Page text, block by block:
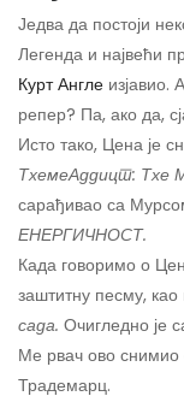
Једва да постоји
Легенда и највећи
Курт Англе изјавио.
репер? Па, ако да,
Исто тако, Цена је
ТхемеАддицт: Тхе
сарађивао са
ЕНЕРГИЧНОСТ.
Када говоримо о
заштитну песму,
сада. Очигледно је
Ме рвач ово снимио
Традемарц.